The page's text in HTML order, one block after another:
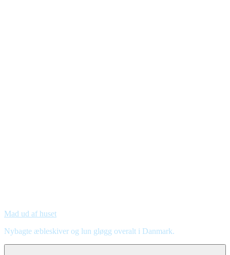
Mad ud af huset
Nybagte æbleskiver og lun gløgg overalt i Danmark.